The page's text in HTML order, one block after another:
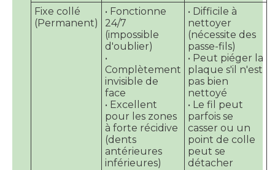
Fixe collé
(Permanent)
• Fonctionne
24/7
(impossible
d'oublier)
•
Complètement
invisible de
face
• Excellent
pour les zones
à forte récidive
(dents
antérieures
inférieures)
• Difficile à
nettoyer
(nécessite des
passe-fils)
• Peut piéger la
plaque s'il n'est
pas bien
nettoyé
• Le fil peut
parfois se
casser ou un
point de colle
peut se
détacher